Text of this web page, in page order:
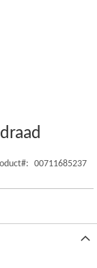
00711685237